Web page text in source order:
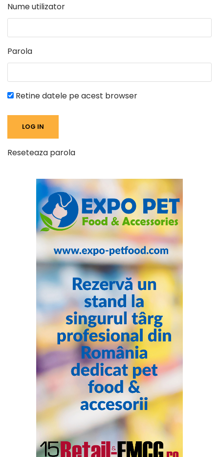
Nume utilizator
Parola
Retine datele pe acest browser
Reseteaza parola